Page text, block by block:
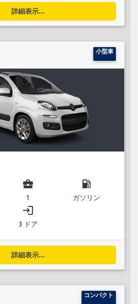
詳細表示...
小型車
business_center
1
local_gas_station
ガソリン
login
3 ドア
詳細表示...
コンパクト